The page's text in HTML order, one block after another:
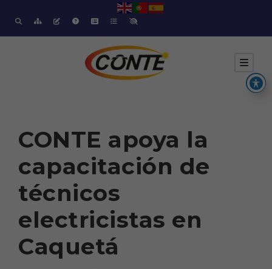
CONTE apoya la
capacitación de
técnicos
electricistas en
Caquetá